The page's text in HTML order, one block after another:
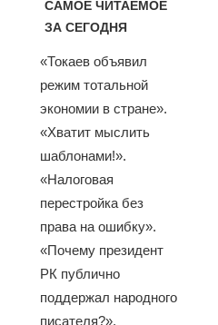
САМОЕ ЧИТАЕМОЕ
ЗА СЕГОДНЯ
«Токаев объявил
режим тотальной
экономии в стране».
«Хватит мыслить
шаблонами!».
«Налоговая
перестройка без
права на ошибку».
«Почему президент
РК публично
поддержал народного
писателя?».